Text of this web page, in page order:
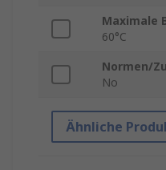
Maximale
60°C
Normen/
No
Ähnliche